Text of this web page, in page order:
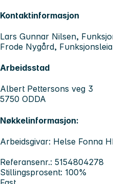
Kontaktinformasjon
Lars Gunnar Nilsen,
Frode Nygård,
Arbeidsstad
Albert Pettersons veg 3
5750 ODDA
Nøkkelinformasjon:
Arbeidsgivar: Helse Fonna
Referansenr.: 5154804278
Stillingsprosent: 100%